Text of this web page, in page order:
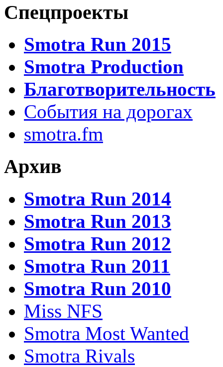
Спецпроекты
Smotra Run 2015
Smotra Production
Благотворительность
События на дорогах
smotra.fm
Архив
Smotra Run 2014
Smotra Run 2013
Smotra Run 2012
Smotra Run 2011
Smotra Run 2010
Miss NFS
Smotra Most Wanted
Smotra Rivals